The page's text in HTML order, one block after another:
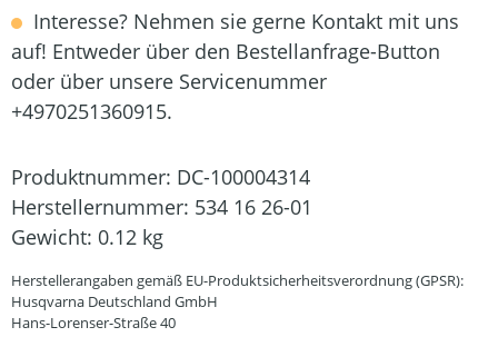
Interesse? Nehmen sie gerne Kontakt mit uns
auf! Entweder über den Bestellanfrage-Button
oder über unsere Servicenummer
+4970251360915.
Produktnummer: DC-100004314
Herstellernummer: 534 16 26-01
Gewicht: 0.12 kg
Herstellerangaben gemäß EU-Produktsicherheitsverordnung (GPSR):
Husqvarna Deutschland GmbH
Hans-Lorenser-Straße 40